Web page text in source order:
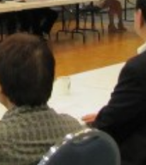
護繁榮
外交部長林佳龍出席《台灣光華雜誌》50週年慶「見證蛻變，分享世
主夥伴共同引領 下一個世代
導體供應鏈合作
戰略夥伴關係